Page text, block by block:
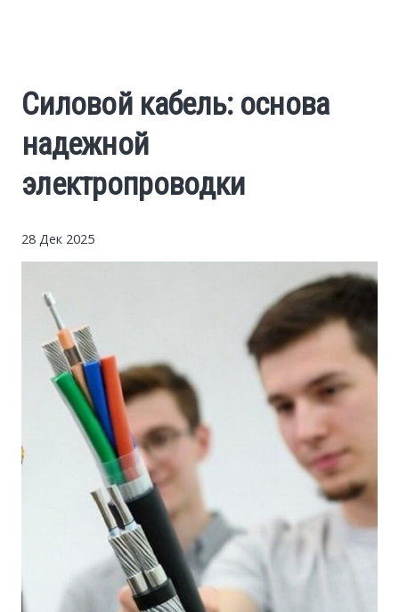
Finance
Investments
Sport
Style
Силовой кабель: основа
надежной
электропроводки
28 Дек 2025